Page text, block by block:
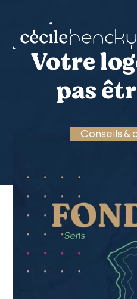
Votre
pas
Conseils &